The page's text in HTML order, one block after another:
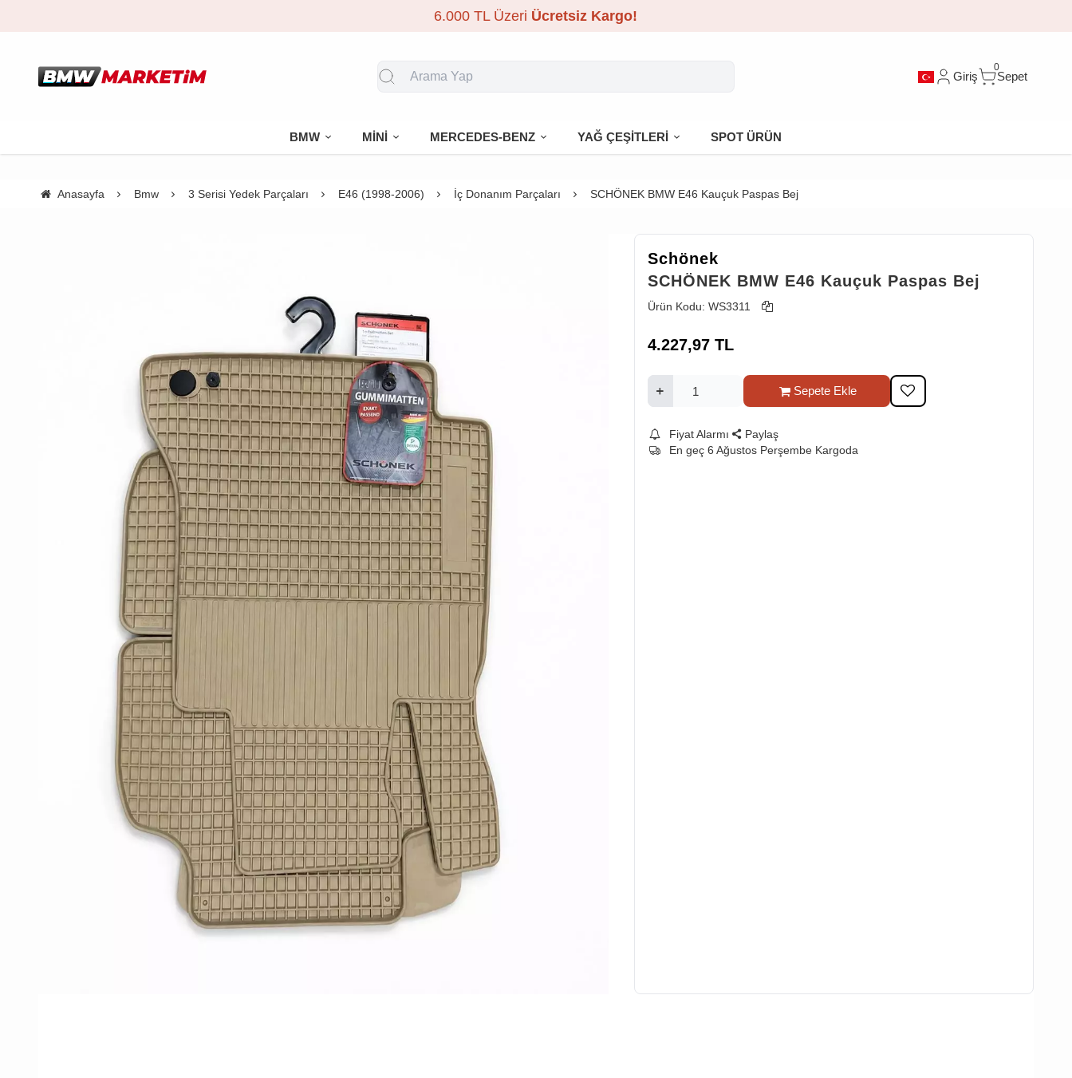
6.000 TL Üzeri Ücretsiz Kargo!
Giriş
0
Sepet
BMW MİNİ MERCEDES-BENZ YAĞ ÇEŞİTLERİ SPOT ÜRÜN
Anasayfa Bmw 3 Serisi Yedek Parçaları E46 (1998-2006) İç Donanım Parçaları SCHÖNEK BMW E46 Kauçuk Paspas Bej
Schönek
SCHÖNEK BMW E46 Kauçuk Paspas Bej
Ürün Kodu: WS3311
4.227,97 TL
Sepete Ekle
Fiyat Alarmı
Paylaş
En geç 6 Ağustos Perşembe Kargoda